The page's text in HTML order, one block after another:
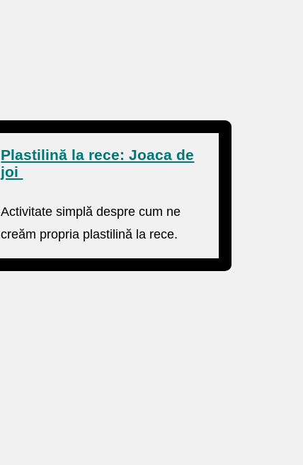
Plastilină la rece: Joaca de
joi
Activitate simplă despre cum ne
creăm propria plastilină la rece.